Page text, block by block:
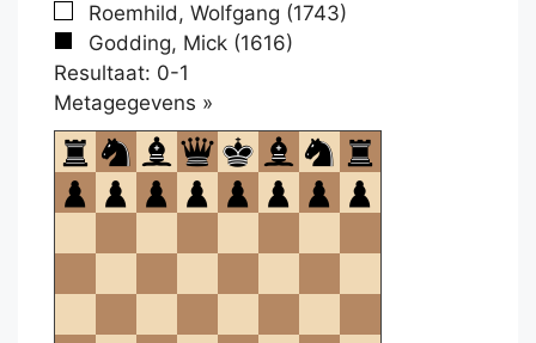
Roemhild, Wolfgang (1743)
Godding, Mick (1616)
Resultaat: 0-1
Metagegevens »
om
te
openen.